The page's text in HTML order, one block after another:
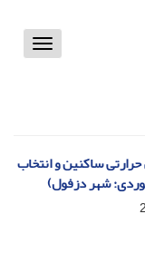
Toggle
ساکنین و انتخاب
شهر دزفول)